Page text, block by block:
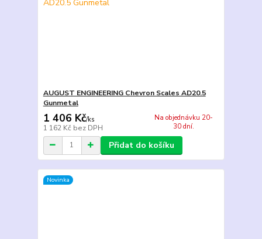
AUGUST ENGINEERING Chevron Scales AD20.5
Gunmetal
1 406 Kč/ks
1 162 Kč bez DPH
Na objednávku 20-
30 dní.
Přidat do košíku
Novinka